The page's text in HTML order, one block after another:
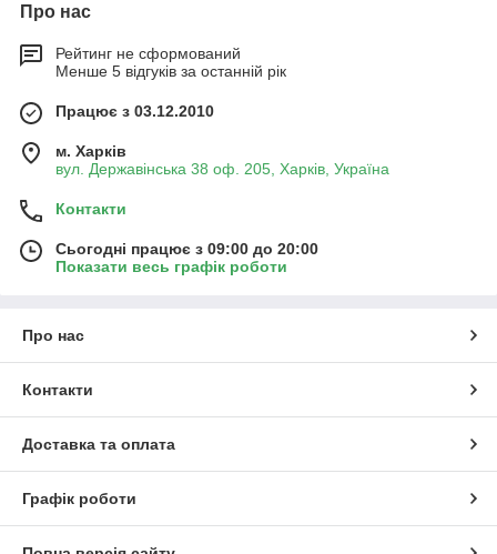
Про нас
Рейтинг не сформований
Менше 5 відгуків за останній рік
Працює з 03.12.2010
м. Харків
вул. Державінська 38 оф. 205, Харків, Україна
Контакти
Сьогодні працює з 09:00 до 20:00
Показати весь графік роботи
Про нас
Контакти
Доставка та оплата
Графік роботи